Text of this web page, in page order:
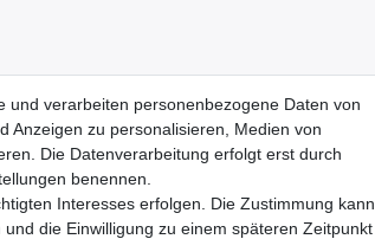
und verarbeiten personenbezogene Daten von
Anzeigen zu personalisieren, Medien von
Die Datenverarbeitung erfolgt erst durch
benennen.
Interesses erfolgen. Die Zustimmung kann
die Einwilligung zu einem späteren Zeitpunkt